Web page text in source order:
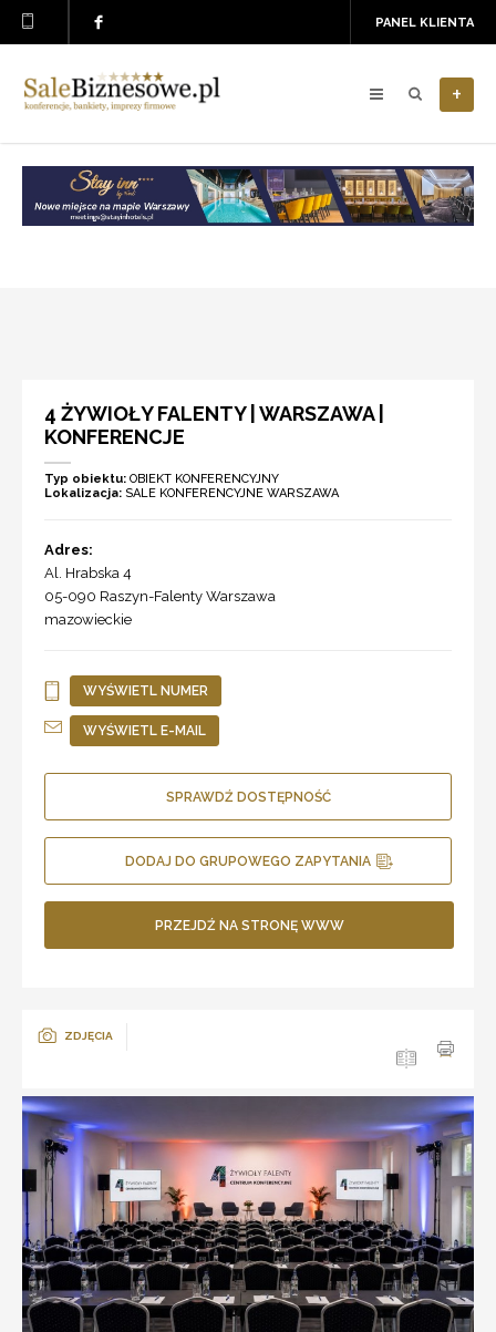
PANEL KLIENTA
+
4 ŻYWIOŁY FALENTY | WARSZAWA |
KONFERENCJE
Typ obiektu: OBIEKT KONFERENCYJNY
Lokalizacja: SALE KONFERENCYJNE WARSZAWA
Adres:
Al. Hrabska 4
05-090 Raszyn-Falenty Warszawa
mazowieckie
WYŚWIETL NUMER
WYŚWIETL E-MAIL
SPRAWDŹ DOSTĘPNOŚĆ
DODAJ DO GRUPOWEGO ZAPYTANIA
PRZEJDŹ NA STRONĘ WWW
ZDJĘCIA